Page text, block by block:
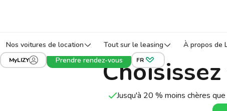
Nos voitures de location Tout sur le leasing À propos de
MyLIZY Prendre rendez-vous FR
Jusqu'à 20 % moins chères